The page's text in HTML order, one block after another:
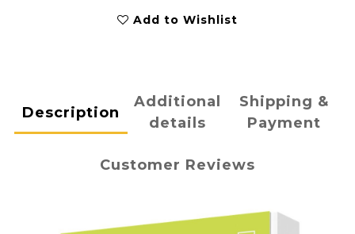
Add to Wishlist
Description
Additional
details
Shipping &
Payment
Customer Reviews